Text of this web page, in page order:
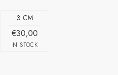
3 CM
€30,00
IN STOCK